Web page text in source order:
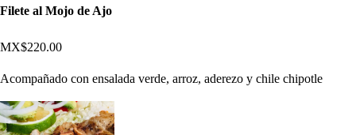
Filete al Mojo de Ajo
MX$220.00
Acompañado con ensalada verde, arroz, aderezo y chile chipotle